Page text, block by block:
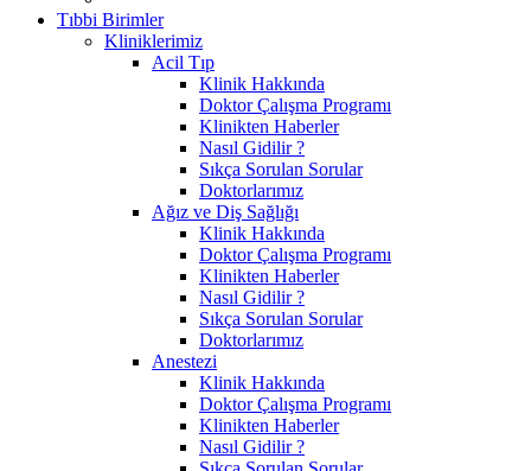
Tıbbi Birimler
Kliniklerimiz
Acil Tıp
Klinik Hakkında
Doktor Çalışma Programı
Klinikten Haberler
Nasıl Gidilir ?
Sıkça Sorulan Sorular
Doktorlarımız
Ağız ve Diş Sağlığı
Klinik Hakkında
Doktor Çalışma Programı
Klinikten Haberler
Nasıl Gidilir ?
Sıkça Sorulan Sorular
Doktorlarımız
Anestezi
Klinik Hakkında
Doktor Çalışma Programı
Klinikten Haberler
Nasıl Gidilir ?